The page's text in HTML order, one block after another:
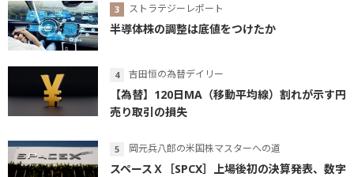
ストラテジーレポート
半導体株の調整は底値をつけたか
吉田恒の為替デイリー
【為替】120日MA（移動平均線）割れが示す円
売り取引の損失
岡元兵八郎の米国株マスターへの道
スペースＸ［SPCX］上場後初の決算発表、数字